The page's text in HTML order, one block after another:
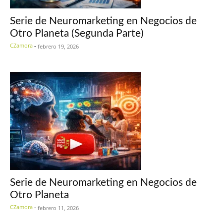
Serie de Neuromarketing en Negocios de
Otro Planeta (Segunda Parte)
CZamora - febrero 19, 2026
Serie de Neuromarketing en Negocios de
Otro Planeta
CZamora - febrero 11, 2026